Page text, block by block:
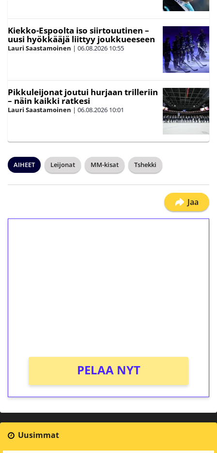
Kiekko-Espoolta iso siirtouutinen –
uusi hyökkääjä liittyy joukkueeseen
Lauri Saastamoinen | 06.08.2026 10:55
Pikkuleijonat joutui hurjaan trilleriin
– näin kaikki ratkesi
Lauri Saastamoinen | 06.08.2026 10:01
AIHEET Leijonat MM-kisat Tshekki
Jaa
PELAA NYT
Uusimmat